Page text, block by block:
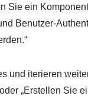
Sie ein
Benutzer-
und iterieren
„Erstellen Sie